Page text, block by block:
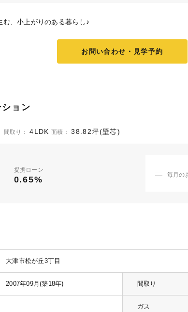
む、小上がりのある暮らし♪
お問い合わせ・見学予約
ョン
間取り： 4LDK 面積： 38.82坪(壁芯)
提携ローン
0.65% 毎月の
大津市松が丘3丁目
2007年09月(築18年) 間取り
ガス